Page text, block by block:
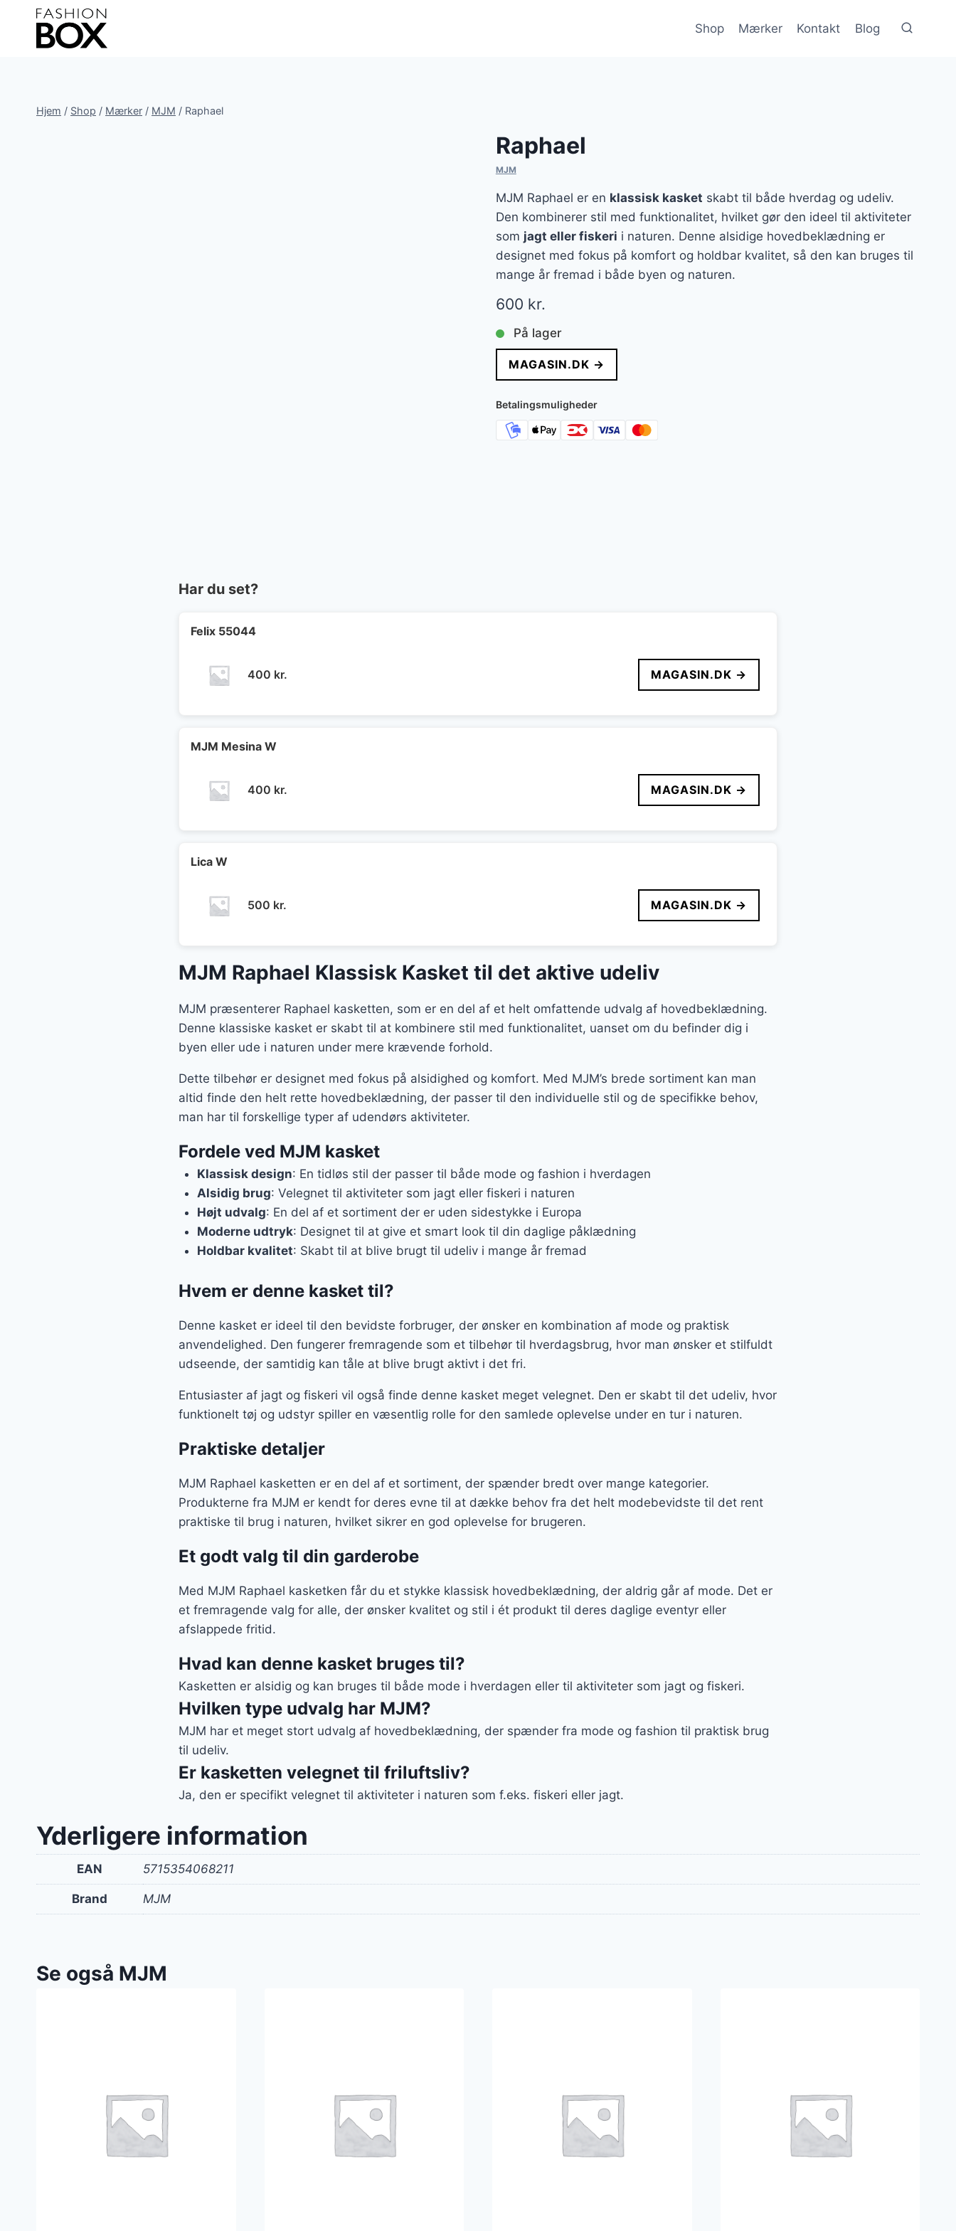
Fortsæt
indhold
Shop Mærker Kontakt Blog
Hjem / Shop / Mærker / MJM / Raphael
Raphael
MJM
MJM Raphael er en klassisk kasket skabt til både hverdag og udeliv.
Den kombinerer stil med funktionalitet, hvilket gør den ideel til aktiviteter
som jagt eller fiskeri i naturen. Denne alsidige hovedbeklædning er
designet med fokus på komfort og holdbar kvalitet, så den kan bruges til
mange år fremad i både byen og naturen.
600 kr.
På lager
MAGASIN.DK →
Betalingsmuligheder
Har du set?
Felix 55044
400 kr. MAGASIN.DK →
MJM Mesina W
400 kr. MAGASIN.DK →
Lica W
500 kr. MAGASIN.DK →
MJM Raphael Klassisk Kasket til det aktive udeliv
MJM præsenterer Raphael kasketten, som er en del af et helt omfattende udvalg af hovedbeklædning.
Denne klassiske kasket er skabt til at kombinere stil med funktionalitet, uanset om du befinder dig i
byen eller ude i naturen under mere krævende forhold.
Dette tilbehør er designet med fokus på alsidighed og komfort. Med MJM’s brede sortiment kan man
altid finde den helt rette hovedbeklædning, der passer til den individuelle stil og de specifikke behov,
man har til forskellige typer af udendørs aktiviteter.
Fordele ved MJM kasket
Klassisk design: En tidløs stil der passer til både mode og fashion i hverdagen
Alsidig brug: Velegnet til aktiviteter som jagt eller fiskeri i naturen
Højt udvalg: En del af et sortiment der er uden sidestykke i Europa
Moderne udtryk: Designet til at give et smart look til din daglige påklædning
Holdbar kvalitet: Skabt til at blive brugt til udeliv i mange år fremad
Hvem er denne kasket til?
Denne kasket er ideel til den bevidste forbruger, der ønsker en kombination af mode og praktisk
anvendelighed. Den fungerer fremragende som et tilbehør til hverdagsbrug, hvor man ønsker et stilfuldt
udseende, der samtidig kan tåle at blive brugt aktivt i det fri.
Entusiaster af jagt og fiskeri vil også finde denne kasket meget velegnet. Den er skabt til det udeliv, hvor
funktionelt tøj og udstyr spiller en væsentlig rolle for den samlede oplevelse under en tur i naturen.
Praktiske detaljer
MJM Raphael kasketten er en del af et sortiment, der spænder bredt over mange kategorier.
Produkterne fra MJM er kendt for deres evne til at dække behov fra det helt modebevidste til det rent
praktiske til brug i naturen, hvilket sikrer en god oplevelse for brugeren.
Et godt valg til din garderobe
Med MJM Raphael kasketken får du et stykke klassisk hovedbeklædning, der aldrig går af mode. Det er
et fremragende valg for alle, der ønsker kvalitet og stil i ét produkt til deres daglige eventyr eller
afslappede fritid.
Hvad kan denne kasket bruges til?
Kasketten er alsidig og kan bruges til både mode i hverdagen eller til aktiviteter som jagt og fiskeri.
Hvilken type udvalg har MJM?
MJM har et meget stort udvalg af hovedbeklædning, der spænder fra mode og fashion til praktisk brug
til udeliv.
Er kasketten velegnet til friluftsliv?
Ja, den er specifikt velegnet til aktiviteter i naturen som f.eks. fiskeri eller jagt.
Yderligere information
EAN 5715354068211
Brand MJM
Se også MJM